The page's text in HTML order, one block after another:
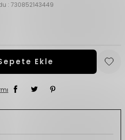
: 730852143449
Ekle